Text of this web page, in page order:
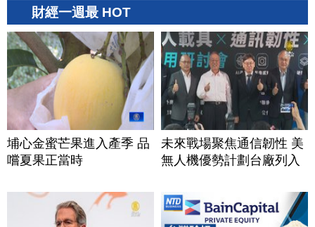
財經一週最 HOT
埔心金蜜芒果進入產季 品
嚐夏果正當時
未來戰場聚焦通信韌性 美
無人機優勢計劃台廠列入